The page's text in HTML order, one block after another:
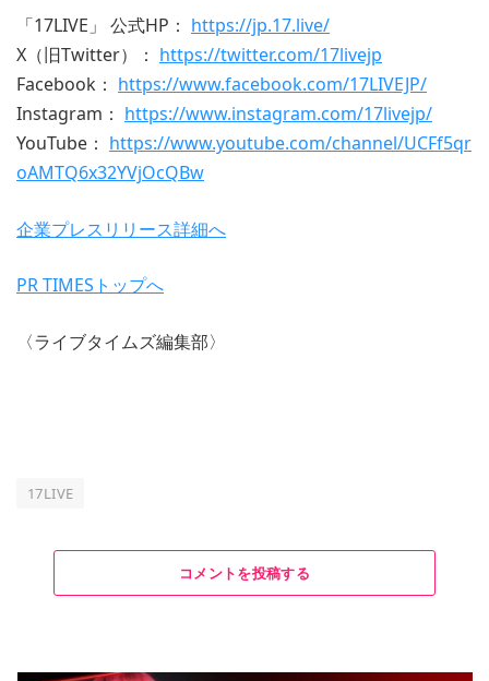
「17LIVE」 公式HP： https://jp.17.live/
X（旧Twitter）： https://twitter.com/17livejp
Facebook： https://www.facebook.com/17LIVEJP/
Instagram： https://www.instagram.com/17livejp/
YouTube： https://www.youtube.com/channel/UCFf5qr
oAMTQ6x32YVjOcQBw
企業プレスリリース詳細へ
PR TIMESトップへ
〈ライブタイムズ編集部〉
17LIVE
コメントを投稿する